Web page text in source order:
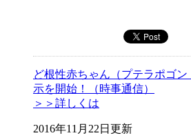
ど根性赤ちゃん（プテラポゴ
示を開始！（時事通信）
＞＞詳しくは
2016年11月22日更新